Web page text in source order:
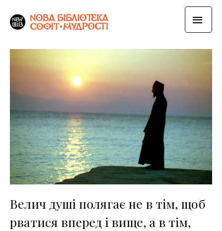
Велич душі полягає не в тім, щоб
рватися вперед і вище, а в тім,